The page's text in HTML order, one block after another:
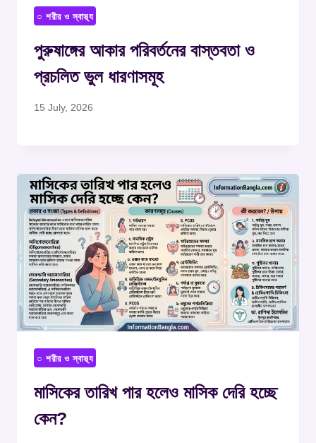
○ শরীর ও স্বাস্থ্য
পুরুষাঙ্গের আকার পরিবর্তনের বাস্তবতা ও
প্রচলিত ভুল ধারণাসমূহ
15 July, 2026
○ শরীর ও স্বাস্থ্য
মাসিকের তারিখ পার হলেও মাসিক দেরি হচ্ছে
কেন?